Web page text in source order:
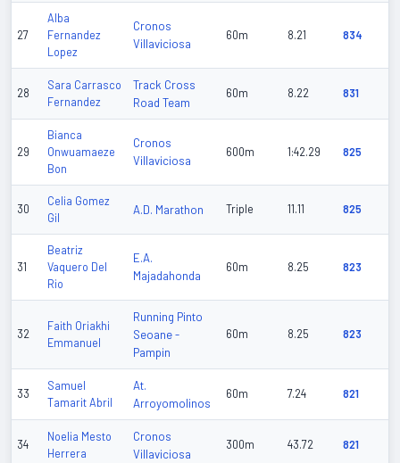
27
Alba
Fernandez
Lopez
Cronos
Villaviciosa
60m 8.21 834
28
Sara Carrasco
Fernandez
Track Cross
Road Team
60m 8.22 831
29
Bianca
Onwuamaeze
Bon
Cronos
Villaviciosa
600m 1:42.29 825
30
Celia Gomez
Gil
A.D. Marathon Triple 11.11 825
31
Beatriz
Vaquero Del
Rio
E.A.
Majadahonda
60m 8.25 823
32
Faith Oriakhi
Emmanuel
Running Pinto
Seoane -
Pampin
60m 8.25 823
33
Samuel
Tamarit Abril
At.
Arroyomolinos
60m 7.24 821
34
Noelia Mesto
Herrera
Cronos
Villaviciosa
300m 43.72 821